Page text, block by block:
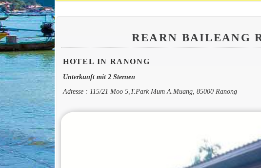
REARN BAILEANG
HOTEL IN RANONG
Unterkunft mit 2 Sternen
Adresse : 115/21 Moo 5,T.Park Mum A.Muang, 85000 Ranong